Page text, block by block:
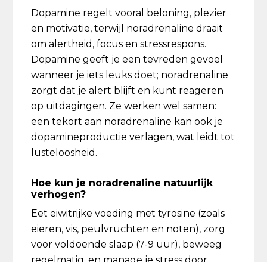
Dopamine regelt vooral beloning, plezier
en motivatie, terwijl noradrenaline draait
om alertheid, focus en stressrespons.
Dopamine geeft je een tevreden gevoel
wanneer je iets leuks doet; noradrenaline
zorgt dat je alert blijft en kunt reageren
op uitdagingen. Ze werken wel samen:
een tekort aan noradrenaline kan ook je
dopamineproductie verlagen, wat leidt tot
lusteloosheid.
Hoe kun je noradrenaline natuurlijk
verhogen?
Eet eiwitrijke voeding met tyrosine (zoals
eieren, vis, peulvruchten en noten), zorg
voor voldoende slaap (7-9 uur), beweeg